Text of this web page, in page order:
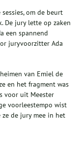
om de beurt
De jury lette op zaken
een spannend
juryvoorzitter Ada
van Emiel de
en het fragment was
voor uit Meester
voorleestempo wist
de jury mee in het